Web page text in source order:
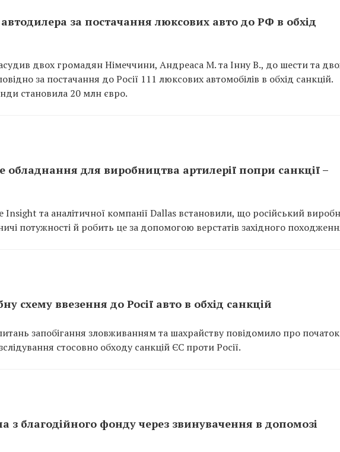
за постачання люксових авто до РФ в обхід
двох громадян Німеччини, Андреаса М. та Інну В., до шести та
за постачання до Росії 111 люксових автомобілів в обхід санкцій.
становила 20 млн євро.
обладнання для виробництва артилерії попри санкції –
Insight та аналітичної компанії Dallas встановили, що російський
потужності й робить це за допомогою верстатів західного
схему ввезення до Росії авто в обхід санкцій
запобігання зловживанням та шахрайству повідомило про початок
стосовно обходу санкцій ЄС проти Росії.
з благодійного фонду через звинувачення в допомозі